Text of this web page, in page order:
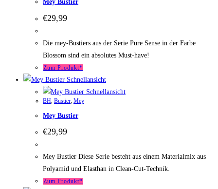
Mey Bustier
€29,99
Die mey-Bustiers aus der Serie Pure Sense in der Farbe
Blossom sind ein absolutes Must-have!
Zum Produkt*
Schnellansicht
Schnellansicht
BH, Bustier, Mey
Mey Bustier
€29,99
Mey Bustier Diese Serie besteht aus einem Materialmix aus
Polyamid und Elasthan in Clean-Cut-Technik.
Zum Produkt*